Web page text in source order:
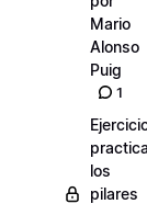
Mario
Alonso
Puig
1
los
pilares